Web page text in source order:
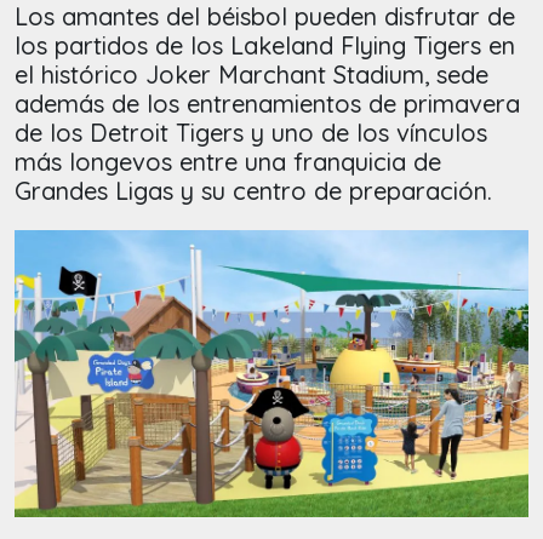
Los amantes del béisbol pueden disfrutar de
los partidos de los Lakeland Flying Tigers en
el histórico Joker Marchant Stadium, sede
además de los entrenamientos de primavera
de los Detroit Tigers y uno de los vínculos
más longevos entre una franquicia de
Grandes Ligas y su centro de preparación.